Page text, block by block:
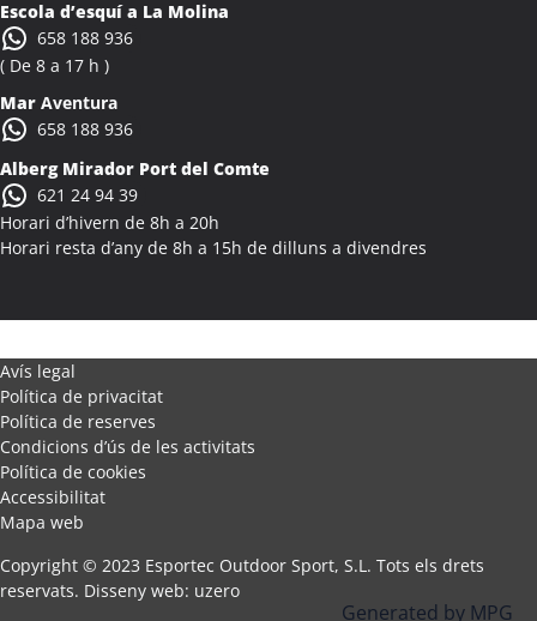
Activitats Família Amics Alcanar
Colònies Escolars Alcanar
Activitats Família Amics Alcanó
Activitats Teambuilding Empreses Alcarràs
Activitats Família Amics Alcarràs
Colònies Escolars Alcarràs
Activitats Teambuilding Empreses Alcora
Activitats Família Amics Alcora
Colònies Escolars Alcora
Activitats Teambuilding Empreses Alcover
Activitats Família Amics Alcover
Colònies Escolars Alcover
Activitats Teambuilding Empreses Alcudia de Veo
Activitats Família Amics Alcudia de Veo
Escola d’esquí a La Molina
658 188 936
( De 8 a 17 h )
Mar Aventura
658 188 936
Alberg Mirador Port del Comte
621 24 94 39
Horari d’hivern de 8h a 20h
Horari resta d’any de 8h a 15h de dilluns a divendres
Avís legal
Política de privacitat
Política de reserves
Condicions d’ús de les activitats
Política de cookies
Accessibilitat
Mapa web
Copyright © 2023 Esportec Outdoor Sport, S.L. Tots els drets
reservats. Disseny web: uzero
Generated by MPG